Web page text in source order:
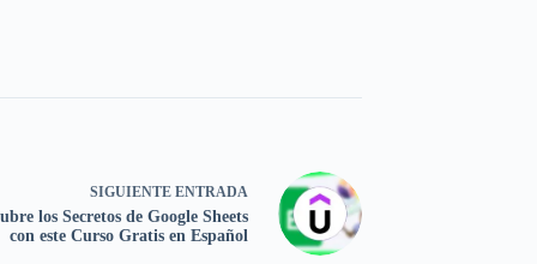
SIGUIENTE ENTRADA
los Secretos de Google Sheets
con este Curso Gratis en Español